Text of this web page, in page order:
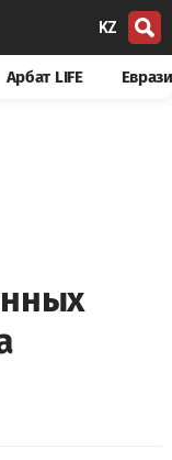
KZ
Арбат LIFE